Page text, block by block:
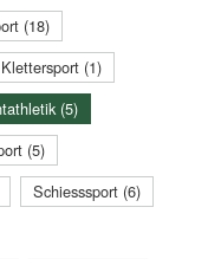
(18)
Klettersport (1)
(5)
(5)
Schiesssport (6)